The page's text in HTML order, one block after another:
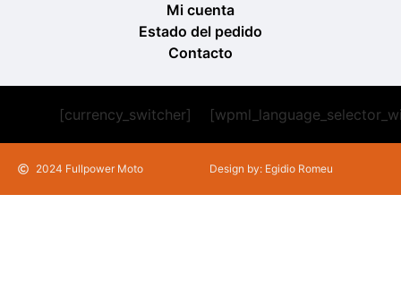
Mi cuenta
Estado del pedido
Contacto
[currency_switcher]
2024 Fullpower Moto Design by: Egidio Romeu